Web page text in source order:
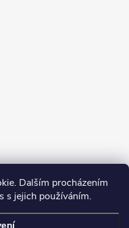
Dalším procházením
s jejich používáním.